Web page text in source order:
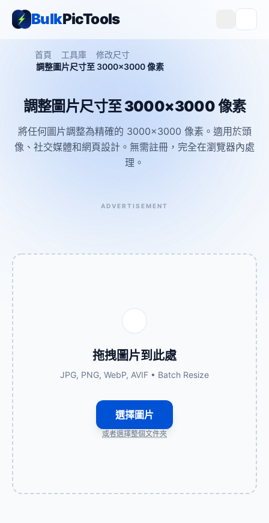
BulkPicTools
首頁 工具庫
修改尺寸
調整圖片尺寸至 3000×3000 像素
調整圖片尺寸至 3000×3000 像素
將任何圖片調整為精確的 3000×3000 像素。適用於頭
像、社交媒體和網頁設計。無需註冊，完全在瀏覽器內處
理。
ADVERTISEMENT
拖拽圖片到此處
JPG, PNG, WebP, AVIF • Batch Resize
選擇圖片
或者選擇整個文件夾